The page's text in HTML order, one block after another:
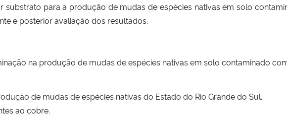
substrato para a produção de mudas de espécies nativas em solo
e posterior avaliação dos resultados.
na produção de mudas de espécies nativas em solo contaminado
de mudas de espécies nativas do Estado do Rio Grande do Sul.
ao cobre.